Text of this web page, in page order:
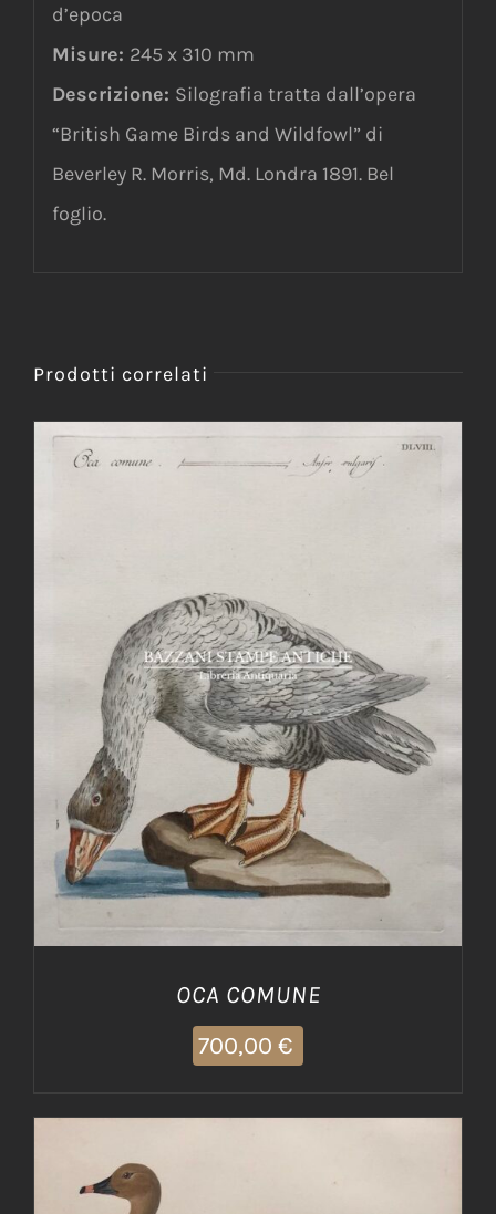
d’epoca
Misure: 245 x 310 mm
Descrizione: Silografia tratta dall’opera
“British Game Birds and Wildfowl” di
Beverley R. Morris, Md. Londra 1891. Bel
foglio.
Prodotti correlati
AGGIUNGI AL CARRELLO / DETTAGLI
OCA COMUNE
700,00 €